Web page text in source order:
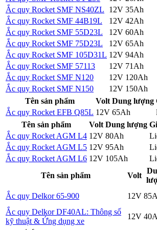
Ắc quy Rocket SMF NS40ZL
12V 35Ah
Ắc quy Rocket SMF 44B19L
12V 42Ah
Ắc quy Rocket SMF 55D23L
12V 60Ah
Ắc quy Rocket SMF 75D23L
12V 65Ah
Ắc quy Rocket SMF 105D31L 12V 94Ah
Ắc quy Rocket SMF 57113
12V 71Ah
Ắc quy Rocket SMF N120
12V 120Ah
Ắc quy Rocket SMF N150
12V 150Ah
Tên sản phẩm
Volt Dung lượng
Ắc quy Rocket EFB Q85L 12V 65Ah
Tên sản phẩm
Volt Dung lượng
Ắc quy Rocket AGM L4 12V 80Ah
Ắc quy Rocket AGM L5 12V 95Ah
Ắc quy Rocket AGM L6 12V 105Ah
Tên sản phẩm
Volt
Ắc quy Delkor 65-900 12V
Ắc quy Delkor DF40AL: Thông số
kỹ thuật & Ứng dụng xe
12V